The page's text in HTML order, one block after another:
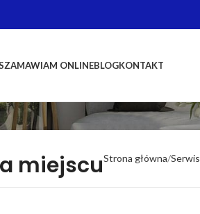
ZAMAWIAM ONLINEBLOGKONTAKT
miejscuStrona główna Serwis